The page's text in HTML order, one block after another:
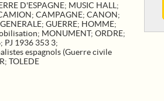
D'ESPAGNE; MUSIC HALL ;
; CAMPAGNE; CANON;
GENERALE; GUERRE; HOMME;
; MONUMENT; ORDRE;
; PJ 1936 353 3;
espagnols (Guerre civile
; TOLEDE